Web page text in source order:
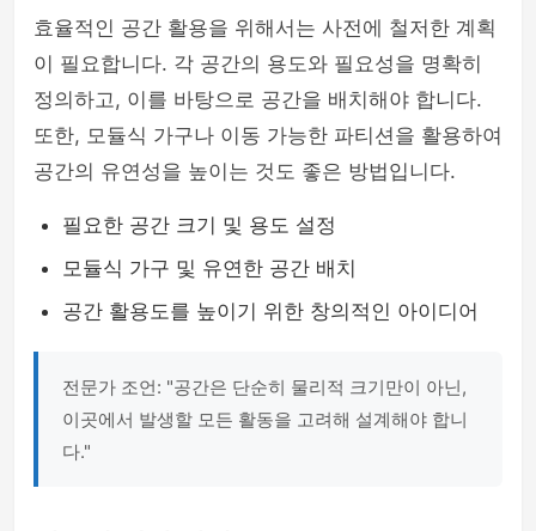
효율적인 공간 활용을 위해서는 사전에 철저한 계획
이 필요합니다. 각 공간의 용도와 필요성을 명확히
정의하고, 이를 바탕으로 공간을 배치해야 합니다.
또한, 모듈식 가구나 이동 가능한 파티션을 활용하여
공간의 유연성을 높이는 것도 좋은 방법입니다.
필요한 공간 크기 및 용도 설정
모듈식 가구 및 유연한 공간 배치
공간 활용도를 높이기 위한 창의적인 아이디어
전문가 조언: "공간은 단순히 물리적 크기만이 아닌,
이곳에서 발생할 모든 활동을 고려해 설계해야 합니
다."